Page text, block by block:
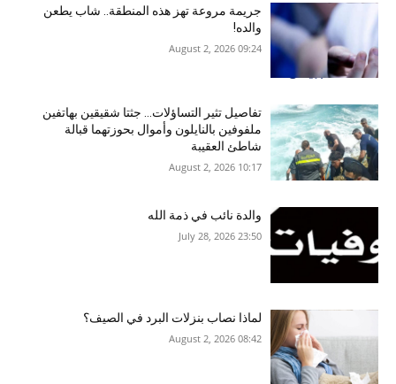
جريمة مروعة تهز هذه المنطقة.. شاب يطعن
والده!
09:24 2026 ,August 2
تفاصيل تثير التساؤلات… جثتا شقيقين بهاتفين
ملفوفين بالنايلون وأموال بحوزتهما قبالة
شاطئ العقيبة
10:17 2026 ,August 2
والدة نائب في ذمة الله
23:50 2026 ,July 28
لماذا نصاب بنزلات البرد في الصيف؟
08:42 2026 ,August 2